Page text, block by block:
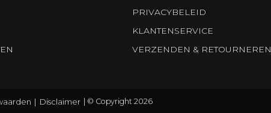
PRIVACYBELEID
KLANTENSERVICE
VERZENDEN & RETOURNEREN
Disclaimer © Copyright 2026